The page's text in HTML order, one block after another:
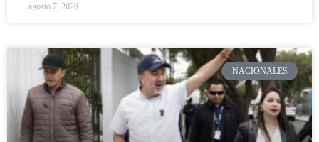
agosto 7, 2026
NACIONALES